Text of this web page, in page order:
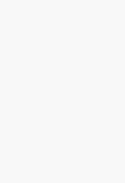
团